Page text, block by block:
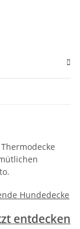
entdecken